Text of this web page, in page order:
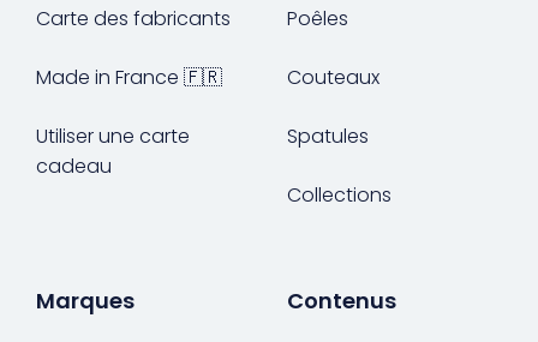
Carte des fabricants
Made in France 🇫🇷
Utiliser une carte
cadeau
Poêles
Couteaux
Spatules
Collections
Marques Contenus